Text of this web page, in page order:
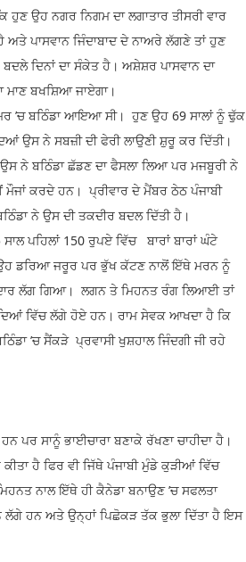
ਉਹ ਨਗਰ ਨਿਗਮ ਦਾ ਲਗਾਤਾਰ ਤੀਸਰੀ ਵਾਰ
ਪਾਸਵਾਨ ਜਿੰਦਾਬਾਦ ਦੇ ਨਾਅਰੇ ਲੱਗਣੇ ਤਾਂ ਹੁਣ
ਦਿਨਾਂ ਦਾ ਸੰਕੇਤ ਹੈ। ਅਸ਼ੇਸ਼ਰ ਪਾਸਵਾਨ ਦਾ
ਮਾਣ ਬਖਸ਼ਿਆ ਜਾਏਗਾ।
ਬਠਿੰਡਾ ਆਇਆ ਸੀ। ਹੁਣ ਉਹ 69 ਸਾਲਾਂ ਨੂੰ ਢੁੱਕ
ਉਸ ਨੇ ਸਬਜ਼ੀ ਦੀ ਫੇਰੀ ਲਾਉਣੀ ਸ਼ੁਰੂ ਕਰ ਦਿੱਤੀ।
ਨੇ ਬਠਿੰਡਾ ਛੱਡਣ ਦਾ ਫੈਸਲਾ ਲਿਆ ਪਰ ਮਜਬੂਰੀ ਨੇ
ਕਰਦੇ ਹਨ। ਪ੍ਰੀਵਾਰ ਦੇ ਮੈਂਬਰ ਠੇਠ ਪੰਜਾਬੀ
ਨੇ ਉਸ ਦੀ ਤਕਦੀਰ ਬਦਲ ਦਿੱਤੀ ਹੈ।
ਪਹਿਲਾਂ 150 ਰੁਪਏ ਵਿੱਚ ਬਾਰਾਂ ਬਾਰਾਂ ਘੰਟੇ
ਉਹ ਡਰਿਆ ਜਰੂਰ ਪਰ ਭੁੱਖ ਕੱਟਣ ਨਾਲੋਂ ਇੱਥੇ ਮਰਨ ਨੂੰ
ਲੱਗ ਗਿਆ। ਲਗਨ ਤੇ ਮਿਹਨਤ ਰੰਗ ਲਿਆਈ ਤਾਂ
ਵਿੱਚ ਲੱਗੇ ਹੋਏ ਹਨ। ਰਾਮ ਸੇਵਕ ਆਖਦਾ ਹੈ ਕਿ
’ਚ ਸੈਂਕੜੇ ਪ੍ਰਵਾਸੀ ਖੁਸ਼ਹਾਲ ਜਿੰਦਗੀ ਜੀ ਰਹੇ
ਪਰ ਸਾਨੂੰ ਭਾਈਚਾਰਾ ਬਣਾਕੇ ਰੱਖਣਾ ਚਾਹੀਦਾ ਹੈ।
ਹੈ ਫਿਰ ਵੀ ਜਿੱਥੇ ਪੰਜਾਬੀ ਮੁੰਡੇ ਕੁੜੀਆਂ ਵਿੱਚ
ਨਾਲ ਇੱਥੇ ਹੀ ਕੈਨੇਡਾ ਬਨਾਉਣ ’ਚ ਸਫਲਤਾ
ਲੱਗੇ ਹਨ ਅਤੇ ਉਨ੍ਹਾਂ ਪਿਛੋਕੜ ਤੱਕ ਭੁਲਾ ਦਿੱਤਾ ਹੈ ਇਸ